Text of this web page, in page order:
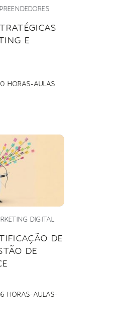
E
HORAS-AULAS
DIGITAL
DE
DE
HORAS-AULAS-